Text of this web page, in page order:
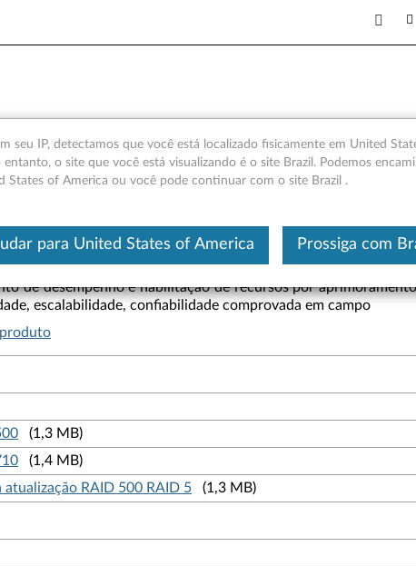
RAID 500 e 710 PCIe,
Este é um artigo traduzido
de desempenho e habilitação de recursos por
escalabilidade, confiabilidade comprovada em campo
(1,3 MB)
(1,4 MB)
RAID 500 RAID 5 (1,3 MB)
seu IP, detectamos que você está localizado fisicamente em United
entanto, o site que você está visualizando é o site Brazil. Podemos
States of America ou você pode continuar com o site Brazil .
para United States of America Prossiga com